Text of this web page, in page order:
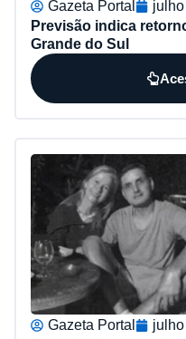
Gazeta Portal
Previsão indica
Grande do Sul
Gazeta Portal